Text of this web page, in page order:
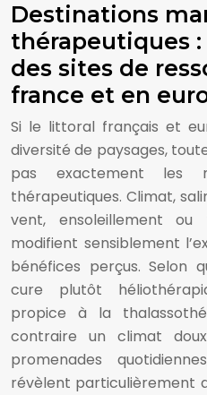
Destinations
thérapeutiques
des sites de
france et en
Si le littoral français et
diversité de paysages,
pas exactement les
thérapeutiques. Climat,
vent, ensoleillement ou
modifient sensiblement
bénéfices perçus. Selon
cure plutôt
propice à la
contraire un climat
promenades
révèlent particulièrement